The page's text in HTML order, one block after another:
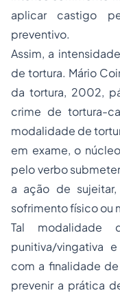
aplicar castigo
preventivo.
Assim, a
de tortura. Mário
da tortura, 2002,
crime de tortura-
modalidade de
em exame, o
pelo verbo
a ação de
sofrimento físico ou
Tal modalidade
punitiva/vingativa
com a finalidade
prevenir a prática